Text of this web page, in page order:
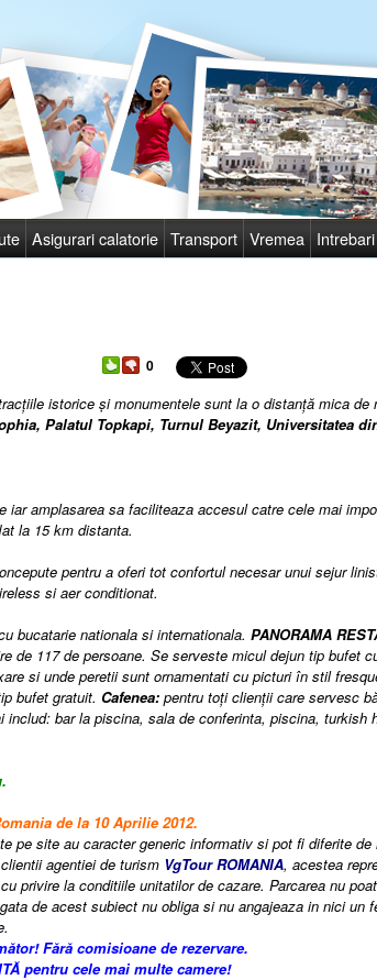
Asigurari calatorie Transport Vremea
0
istorice şi monumentele sunt la o distanţă mica de
Palatul Topkapi, Turnul Beyazit, Universitatea
iar amplasarea sa faciliteaza accesul catre cele mai
la 15 km distanta.
pentru a oferi tot confortul necesar unui sejur
si aer conditionat.
bucatarie nationala si internationala. PANORAMA
de 117 de persoane. Se serveste micul dejun tip bufet
si unde peretii sunt ornamentati cu picturi în stil
bufet gratuit. Cafenea: pentru toţi clienţii care servesc
includ: bar la piscina, sala de conferinta, piscina, turkish
de la 10 Aprilie 2012.
pe site au caracter generic informativ si pot fi diferite de
agentiei de turism VgTour ROMANIA, acestea
privire la conditiile unitatilor de cazare. Parcarea nu
de acest subiect nu obliga si nu angajeaza in nici un
Fără comisioane de rezervare.
pentru cele mai multe camere!